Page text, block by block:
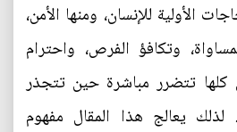
الأولية للإنسان، ومنها الأمن،
وتكافؤ الفرص، واحترام
كلها تتضرر مباشرة حين تتجذر
لذلك يعالج هذا المقال مفهوم